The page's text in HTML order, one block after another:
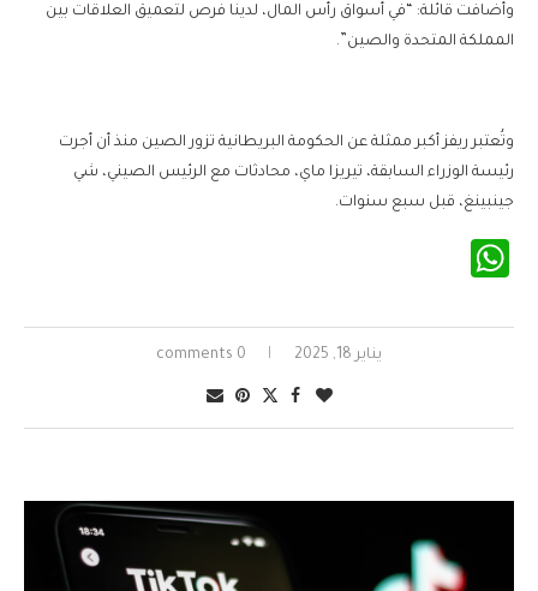
وأضافت قائلة: “في أسواق رأس المال، لدينا فرص لتعميق العلاقات بين
المملكة المتحدة والصين”.
وتُعتبر ريفز أكبر ممثلة عن الحكومة البريطانية تزور الصين منذ أن أجرت
رئيسة الوزراء السابقة، تيريزا ماي، محادثات مع الرئيس الصيني، شي
جينبينغ، قبل سبع سنوات.
يناير 18, 2025 0 comments